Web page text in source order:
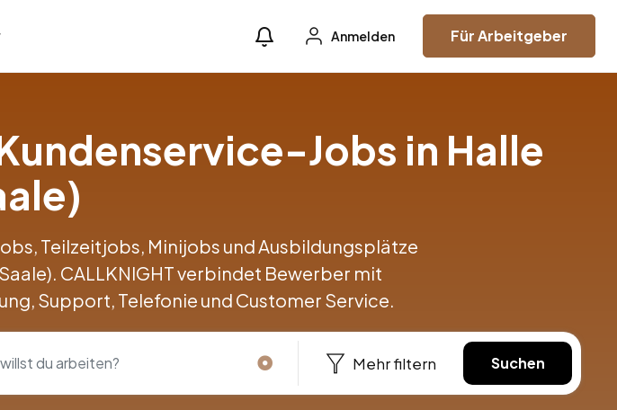
Anmelden Für Arbeitgeber
Jobs in Halle
Teilzeitjobs, Minijobs und Ausbildungsplätze
CALLKNIGHT verbindet Bewerber mit
Support, Telefonie und Customer Service.
Mehr filtern Suchen